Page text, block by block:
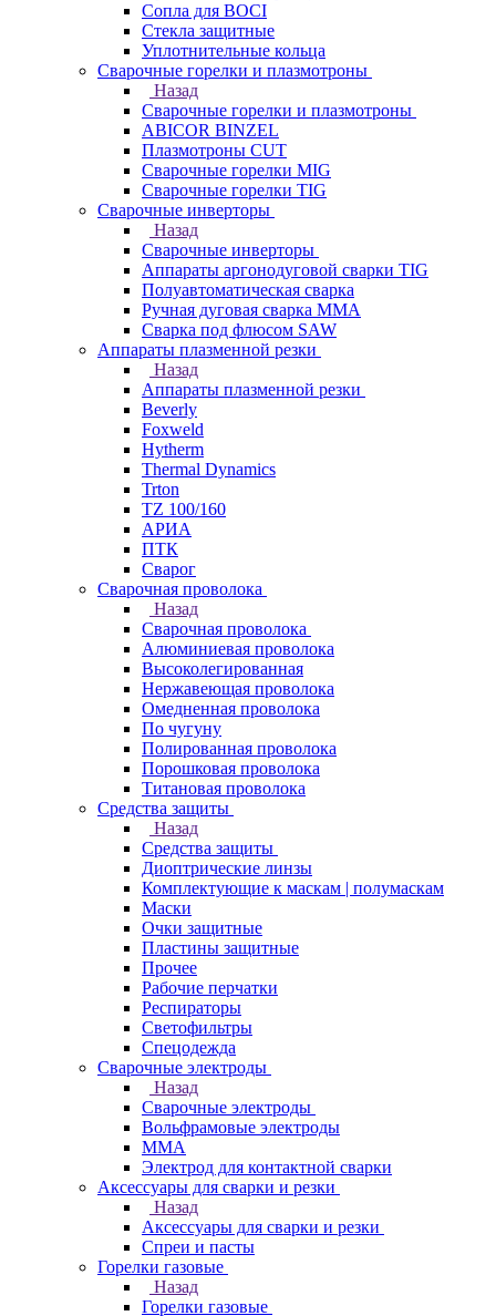
Сопла для BOCI
Стекла защитные
Уплотнительные кольца
Сварочные горелки и плазмотроны
Назад
Сварочные горелки и плазмотроны
ABICOR BINZEL
Плазмотроны CUT
Сварочные горелки MIG
Сварочные горелки TIG
Сварочные инверторы
Назад
Сварочные инверторы
Аппараты аргонодуговой сварки TIG
Полуавтоматическая сварка
Ручная дуговая сварка MMA
Сварка под флюсом SAW
Аппараты плазменной резки
Назад
Аппараты плазменной резки
Beverly
Foxweld
Hytherm
Thermal Dynamics
Trton
TZ 100/160
АРИА
ПТК
Сварог
Сварочная проволока
Назад
Сварочная проволока
Алюминиевая проволока
Высоколегированная
Нержавеющая проволока
Омедненная проволока
По чугуну
Полированная проволока
Порошковая проволока
Титановая проволока
Средства защиты
Назад
Средства защиты
Диоптрические линзы
Комплектующие к маскам | полумаскам
Маски
Очки защитные
Пластины защитные
Прочее
Рабочие перчатки
Респираторы
Светофильтры
Спецодежда
Сварочные электроды
Назад
Сварочные электроды
Вольфрамовые электроды
ММА
Электрод для контактной сварки
Аксессуары для сварки и резки
Назад
Аксессуары для сварки и резки
Спреи и пасты
Горелки газовые
Назад
Горелки газовые